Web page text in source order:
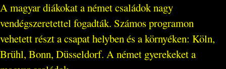
A magyar diákokat a német családok nagy
vendégszeretettel fogadták. Számos programon
vehetett részt a csapat helyben és a környéken: Köln,
Brühl, Bonn, Düsseldorf. A német gyerekeket a